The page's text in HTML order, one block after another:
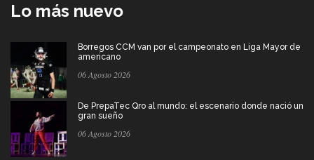
Lo más nuevo
Borregos CCM van por el campeonato en Liga Mayor de
americano
06 Agosto 2026
De PrepaTec Qro al mundo: el escenario donde nació un
gran sueño
06 Agosto 2026